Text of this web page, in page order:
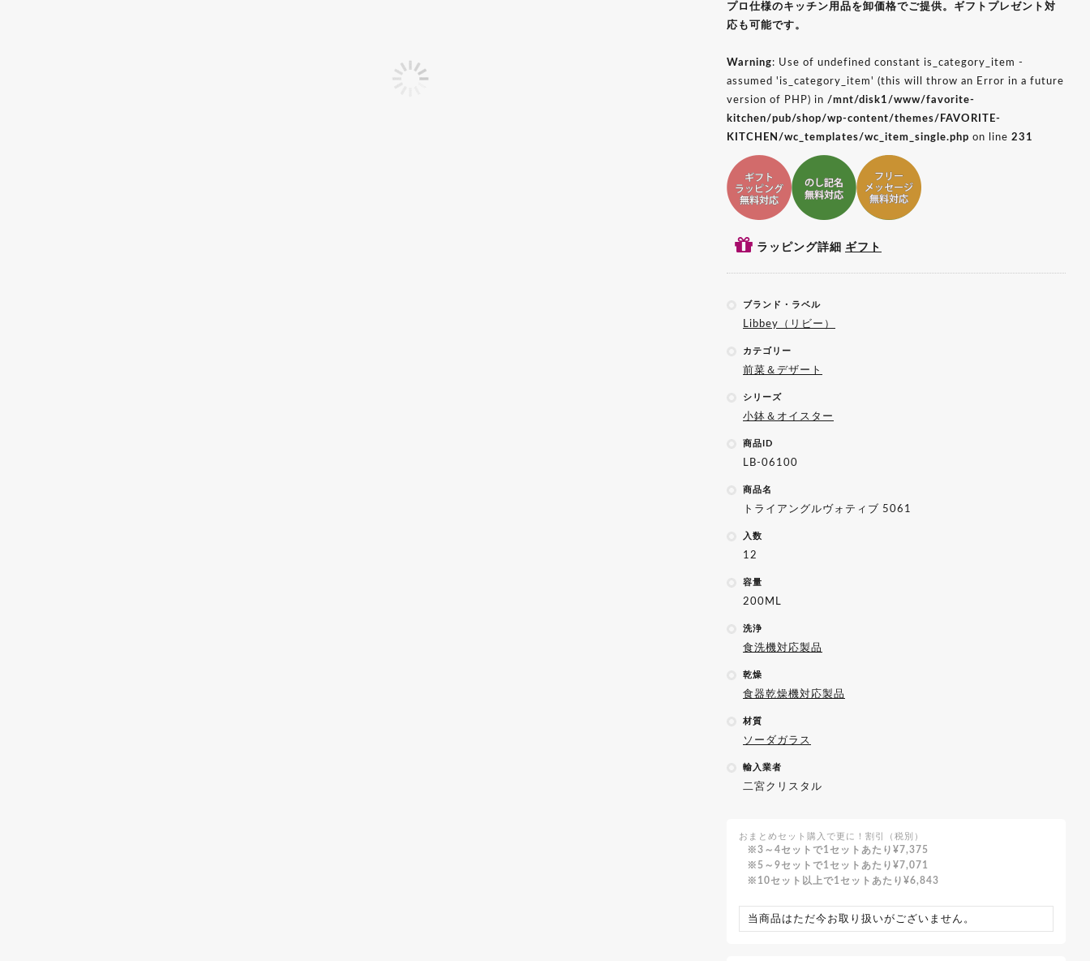
プロ仕様のキッチン用品を卸価格でご提供。ギフトプレゼント対
応も可能です。
Warning: Use of undefined constant is_category_item -
assumed 'is_category_item' (this will throw an Error in a future
version of PHP) in /mnt/disk1/www/favorite-
kitchen/pub/shop/wp-content/themes/FAVORITE-
KITCHEN/wc_templates/wc_item_single.php on line 231
ギフトラッピング対応ギフトのし記名対応
ラッピング詳細 ギフト
ブランド・ラベル
Libbey（リビー）
カテゴリー
前菜＆デザート
シリーズ
小鉢＆オイスター
商品ID
LB-06100
商品名
トライアングルヴォティブ 5061
入数
12
容量
200ML
洗浄
食洗機対応製品
乾燥
食器乾燥機対応製品
材質
ソーダガラス
輸入業者
二宮クリスタル
おまとめセット購入で更に！割引（税別）
3～4セットで1セットあたり ¥7,375
5～9セットで1セットあたり ¥7,071
10セット以上で1セットあたり ¥6,843
当商品はただ今お取り扱いがございません。